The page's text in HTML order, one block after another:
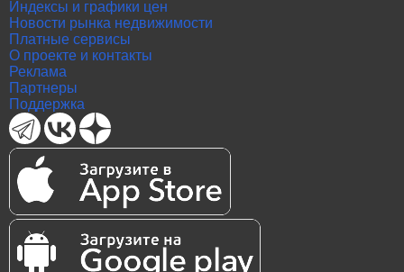
Индексы и графики цен
Новости рынка недвижимости
Платные сервисы
О проекте и контакты
Реклама
Партнеры
Поддержка